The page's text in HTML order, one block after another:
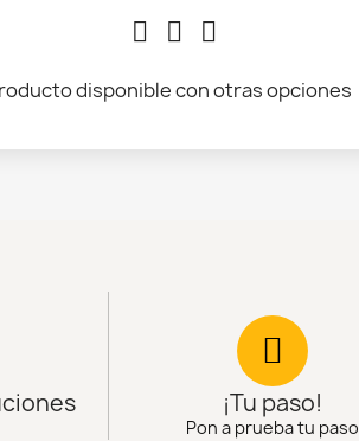
disponible con otras opciones
¡Tu paso!
Pon a prueba tu paso